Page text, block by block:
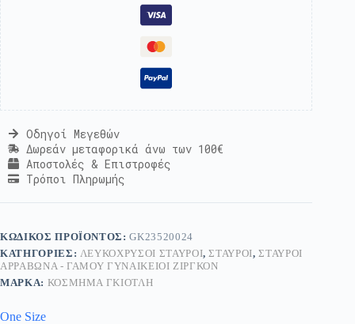
Οδηγοί Μεγεθών
Δωρεάν μεταφορικά άνω των 100€
Αποστολές & Επιστροφές
Τρόποι Πληρωμής
ΚΩΔΙΚΌΣ ΠΡΟΪΌΝΤΟΣ:GK23520024
ΚΑΤΗΓΟΡΊΕΣ: ΛΕΥΚΌΧΡΥΣΟΙ ΣΤΑΥΡΟΊ,ΣΤΑΥΡΟΊ,ΣΤΑΥΡΟΊ
ΑΡΡΑΒΏΝΑ - ΓΆΜΟΥ ΓΥΝΑΙΚΕΊΟΙ ΖΙΡΓΚΌΝ
ΜΆΡΚΑ: ΚΟΣΜΗΜΑ ΓΚΙΟΤΛΗ
One Size